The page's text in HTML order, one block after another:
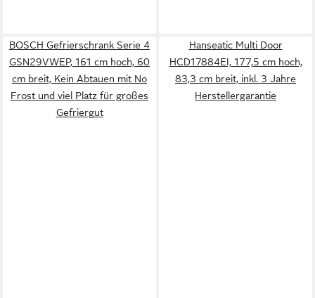
BOSCH Gefrierschrank Serie 4
GSN29VWEP, 161 cm hoch, 60
cm breit, Kein Abtauen mit No
Frost und viel Platz für großes
Gefriergut
Hanseatic Multi Door
HCD17884EI, 177,5 cm hoch,
83,3 cm breit, inkl. 3 Jahre
Herstellergarantie